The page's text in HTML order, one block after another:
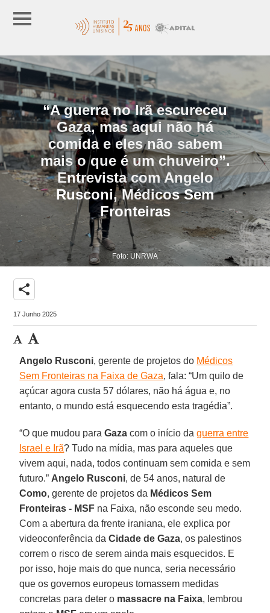
“A guerra no Irã escureceu
Gaza, mas aqui não há
comida e eles não sabem
mais o que é um chuveiro”.
Entrevista com Angelo
Rusconi, Médicos Sem
Fronteiras
Foto: UNRWA
share
17 Junho 2025
Angelo Rusconi, gerente de projetos do Médicos
Sem Fronteiras na Faixa de Gaza, fala: “Um quilo de
açúcar agora custa 57 dólares, não há água e, no
entanto, o mundo está esquecendo esta tragédia”.
“O que mudou paraGaza com o início daguerra entre
Israel e Irã? Tudo na mídia, mas para aqueles que
vivem aqui, nada, todos continuam sem comida e sem
futuro.” Angelo Rusconi, de 54 anos, natural de
Como, gerente de projetos da Médicos Sem
Fronteiras - MSF na Faixa, não esconde seu medo.
Com a abertura da frente iraniana, ele explica por
videoconferência daCidade de Gaza, os palestinos
correm o risco de serem ainda mais esquecidos. E
por isso, hoje mais do que nunca, seria necessário
que os governos europeus tomassem medidas
concretas para deter o massacre na Faixa, lembrou